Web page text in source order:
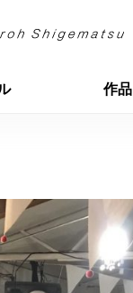
作品